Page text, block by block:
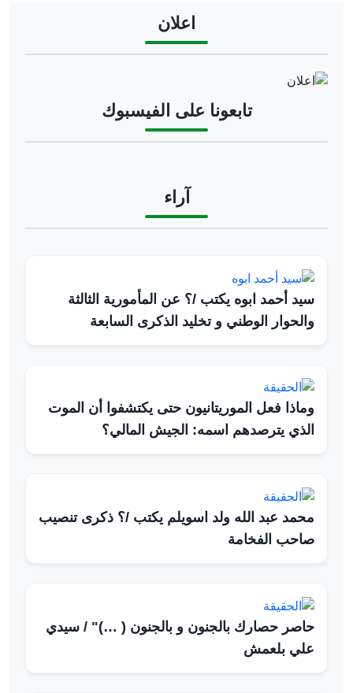
اعلان
Image
تابعونا على الفيسبوك
آراء
سيد أحمد ابوه يكتب /؟ عن المأمورية الثالثة
والحوار الوطني و تخليد الذكرى السابعة
وماذا فعل الموريتانيون حتى يكتشفوا أن الموت
الذي يترصدهم اسمه: الجيش المالي؟
محمد عبد الله ولد اسويلم يكتب /؟ ذكرى تنصيب
صاحب الفخامة
حاصر حصارك بالجنون و بالجنون ( …)" / سيدي
علي بلعمش